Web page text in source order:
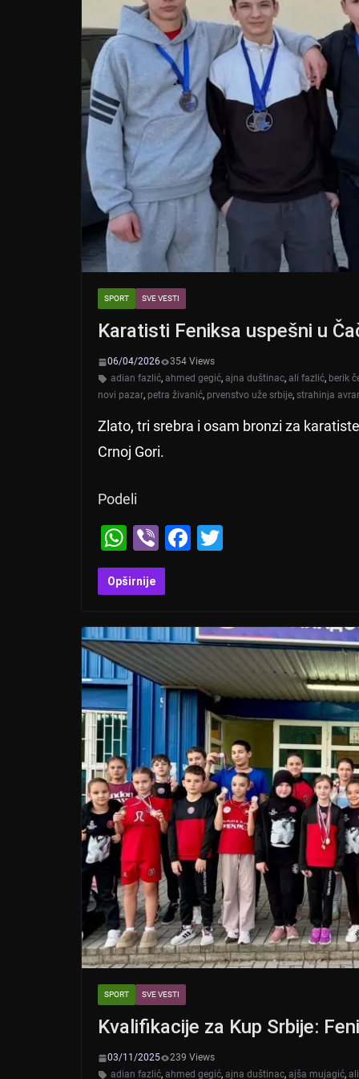
k
SPORT SVE VESTI
Karatisti Feniksa uspešni u
06/04/2026
354 Views
adian fazlić, ahmed gegić, ajna duštinac, ali fazlić, berik
novi pazar, petra živanić, prvenstvo uže srbije, strahinja
Zlato, tri srebra i osam bronzi za
Crnoj Gori.
Podeli
W
h
at
A
p
p
Vi
b
er
F
b
o
k
Opširnije
SPORT SVE VESTI
Kvalifikacije za Kup Srbije:
03/11/2025
239 Views
adian fazlić, ahmed gegić, ajna duštinac, ajša mujagić,